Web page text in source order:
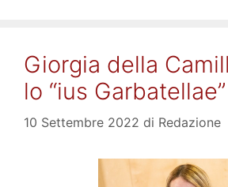
Giorgia della
lo “ius Garbatellae”
10 Settembre 2022 di Redazione